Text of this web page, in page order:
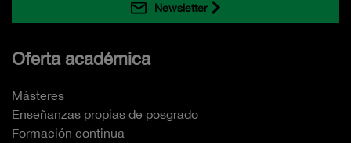
Newsletter
Oferta académica
Másteres
Enseñanzas propias de posgrado
Formación continua